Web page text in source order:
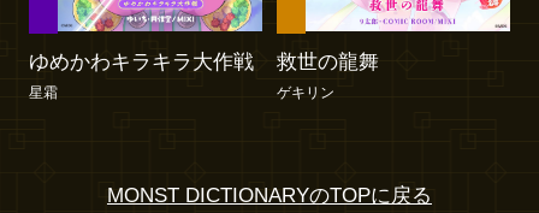
ゆめかわキラキラ大作戦
星霜
救世の龍舞
ゲキリン
MONST DICTIONARYのTOPに戻る